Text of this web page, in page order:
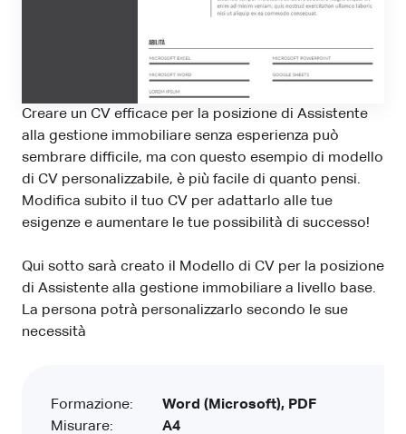
Creare un CV efficace per la posizione di Assistente
alla gestione immobiliare senza esperienza può
sembrare difficile, ma con questo esempio di modello
di CV personalizzabile, è più facile di quanto pensi.
Modifica subito il tuo CV per adattarlo alle tue
esigenze e aumentare le tue possibilità di successo!
Qui sotto sarà creato il Modello di CV per la posizione
di Assistente alla gestione immobiliare a livello base.
La persona potrà personalizzarlo secondo le sue
necessità
Formazione:
Misurare:
Word (Microsoft), PDF
A4